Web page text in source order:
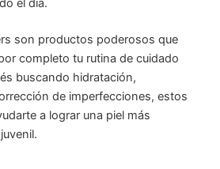
el día.
son productos poderosos que
completo tu rutina de cuidado
buscando hidratación,
de imperfecciones, estos
a lograr una piel más